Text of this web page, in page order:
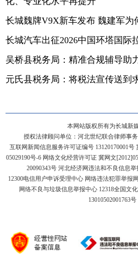
长城魏牌V9X新车发布 魏建军为
长城汽车出征2026中国环塔国际
吴桥县税务局：精准合规辅导助
元氏县税务局：将税法宣传送到
本网站版权所有为长城新
授权法律顾问单位：河北世纪联合律师事务
互联网新闻信息服务许可证编号 13120170001号
05029190号-6网络文化经营许可证 冀网文
20090343号 河北经济网违法和不良信息举
12300电信用户申诉受理中心 网络违法犯罪举报
网络不良与垃圾信息举报中心 12318全国文
13010502001763号